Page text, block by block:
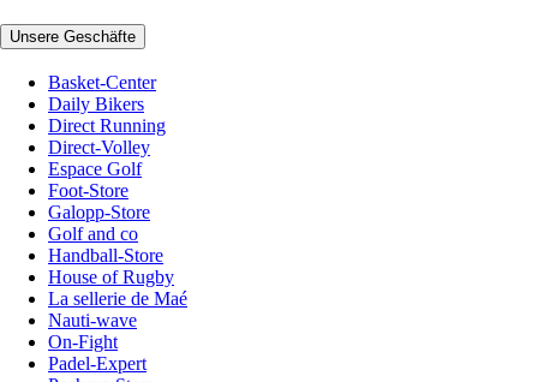
Unsere Geschäfte
Basket-Center
Daily Bikers
Direct Running
Direct-Volley
Espace Golf
Foot-Store
Galopp-Store
Golf and co
Handball-Store
House of Rugby
La sellerie de Maé
Nauti-wave
On-Fight
Padel-Expert